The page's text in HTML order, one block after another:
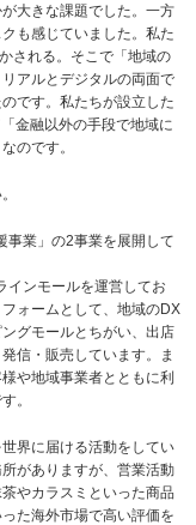
大きな課題でした。一方
も感じていました。私た
される。そこで「地域の
アルとデジタルの両面で
です。私たちが設立した
金融以外の手段で地域に
のです。
事業」の2事業を展開して
インモールを運営してお
ォームとして、地域のDX
グモールとちがい、出店
信・販売しています。ま
や地域事業者とともに利
。
界に届ける活動をしてい
がありますが、営業活動
やカラスミといった商品
た海外市場で高い評価を